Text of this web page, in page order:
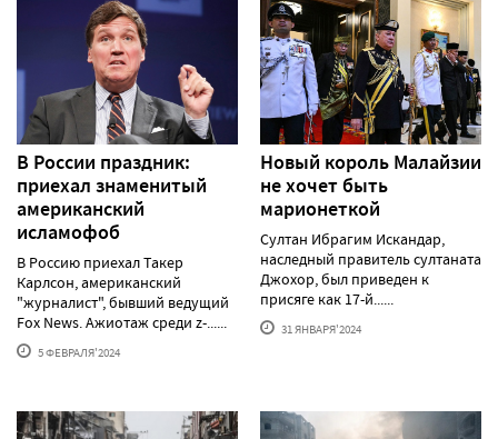
В России праздник:
приехал знаменитый
американский
исламофоб
В Россию приехал Такер
Карлсон, американский
"журналист", бывший ведущий
Fox News. Ажиотаж среди z-......
5 ФЕВРАЛЯ'2024
Новый король Малайзии
не хочет быть
марионеткой
Султан Ибрагим Искандар,
наследный правитель султаната
Джохор, был приведен к
присяге как 17-й......
31 ЯНВАРЯ'2024